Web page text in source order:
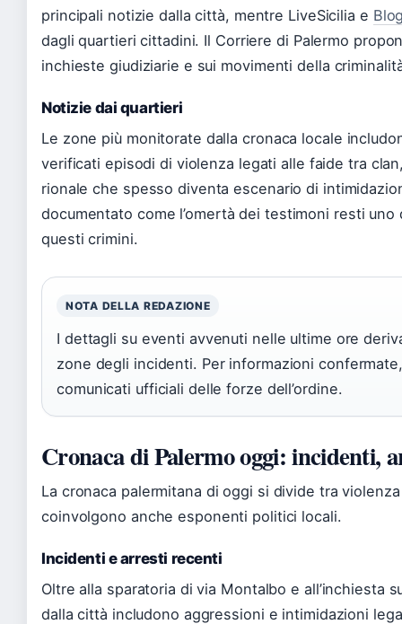
principali notizie dalla città, mentre LiveSicilia e
dagli quartieri cittadini. Il Corriere di Palermo
inchieste giudiziarie e sui movimenti della
Notizie dai quartieri
Le zone più monitorate dalla cronaca locale
verificati episodi di violenza legati alle faide tra
rionale che spesso diventa escenario di
documentato come l’omertà dei testimoni resti
questi crimini.
NOTA DELLA REDAZIONE
I dettagli su eventi avvenuti nelle ultime ore
zone degli incidenti. Per informazioni
comunicati ufficiali delle forze dell’ordine.
Cronaca di Palermo oggi: incidenti,
La cronaca palermitana di oggi si divide tra
coinvolgono anche esponenti politici locali.
Incidenti e arresti recenti
Oltre alla sparatoria di via Montalbo e all’inchiesta
dalla città includono aggressioni e intimidazioni